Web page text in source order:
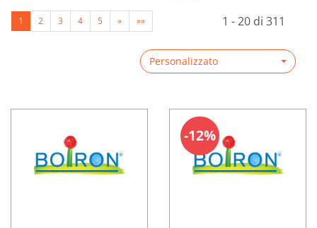
1 2 3 4 5 » »» 1 - 20 di 311
Personalizzato
12%